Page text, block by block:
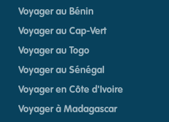
Voyager au Bénin
Voyager au Cap-Vert
Voyager au Togo
Voyager au Sénégal
Voyager en Côte d'Ivoire
Voyager à Madagascar